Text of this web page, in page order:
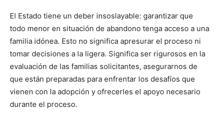
El Estado tiene un deber insoslayable: garantizar que
todo menor en situación de abandono tenga acceso a una
familia idónea. Esto no significa apresurar el proceso ni
tomar decisiones a la ligera. Significa ser rigurosos en la
evaluación de las familias solicitantes, asegurarnos de
que están preparadas para enfrentar los desafíos que
vienen con la adopción y ofrecerles el apoyo necesario
durante el proceso.